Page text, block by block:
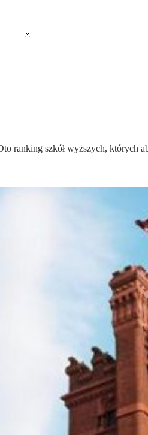
ranking szkół wyższych, których